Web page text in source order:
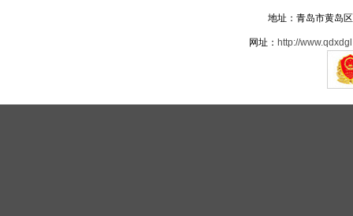
地址：青岛市黄岛
网址： http://